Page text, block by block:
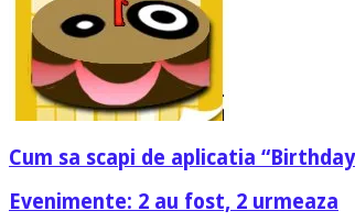
Cum sa scapi de aplicatia
Evenimente: 2 au fost, 2 urmeaza